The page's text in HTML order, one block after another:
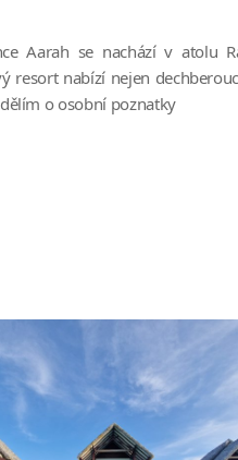
Aarah se nachází v atolu
resort nabízí nejen
o osobní poznatky